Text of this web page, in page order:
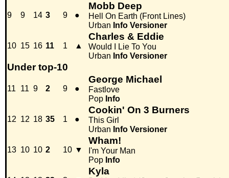
9 9 14 3 9 ●
Mobb Deep
Hell On Earth (Front Lines)
Urban Info Versioner
10 15 16 11 1 ▲
Charles & Eddie
Would I Lie To You
Urban Info Versioner
Under top-10
11 11 9 2 9 ●
George Michael
Fastlove
Pop Info
12 12 18 35 1 ●
Cookin' On 3 Burners
This Girl
Urban Info Versioner
13 10 10 2 10 ▼
Wham!
I'm Your Man
Pop Info
Kyla